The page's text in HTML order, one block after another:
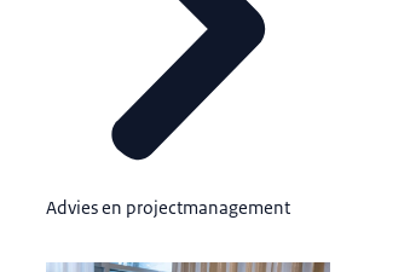
Advies en projectmanagement